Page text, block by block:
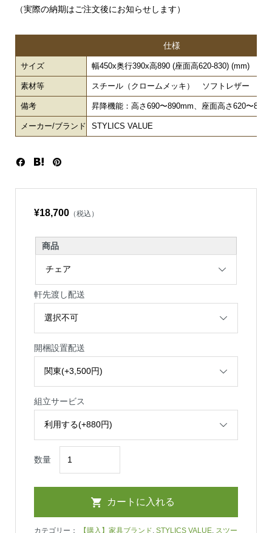
（実際の納期はご注文後にお知らせします）
仕様
サイズ 幅450x奥行390x高890 (座面高620-830) (mm)
素材等 スチール（クロームメッキ） ソフトレザー 昇
備考 昇降機能：高さ690〜890mm、座面高さ620〜
メーカー/ブランド STYLICS VALUE
¥18,700（税込）
商品
軒先渡し配送
開梱設置配送
組立サービス
数量
カテゴリー： 【購入】家具ブランド, STYLICS VALUE, スツー